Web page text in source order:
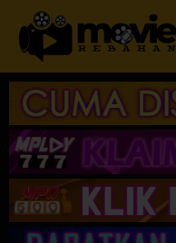
Loncat
konten